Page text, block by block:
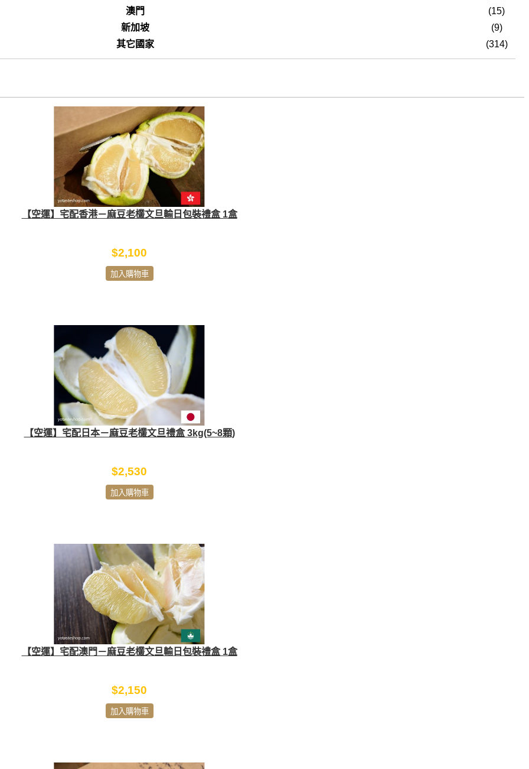
澳門
(15)
新加坡
(9)
其它國家
(314)
【空運】宅配香港－麻豆老欉文旦輸日包裝禮盒 1盒
$2,100
加入購物車
【空運】宅配日本－麻豆老欉文旦禮盒 3kg(5~8顆)
$2,530
加入購物車
【空運】宅配澳門－麻豆老欉文旦輸日包裝禮盒 1盒
$2,150
加入購物車